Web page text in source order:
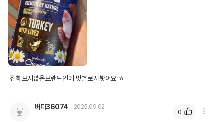
접해보지않은브랜드인데 맛별로사봣어요 ㅎ
버디36074 2025.09.02
0